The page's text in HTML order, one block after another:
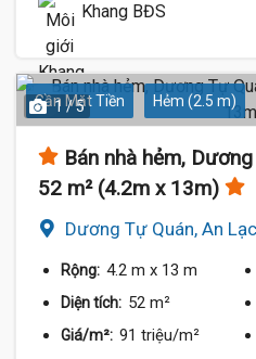
Khang BĐS
Gần Mặt Tiền Hẻm (2.5 m)
1 / 5
Bán nhà hẻm,
52 m² (4.2m x 13m)
Dương Tự Quán, An
Rộng: 4.2 m x 13 m
Diện tích: 52 m²
Giá/m²: 91 triệu/m²